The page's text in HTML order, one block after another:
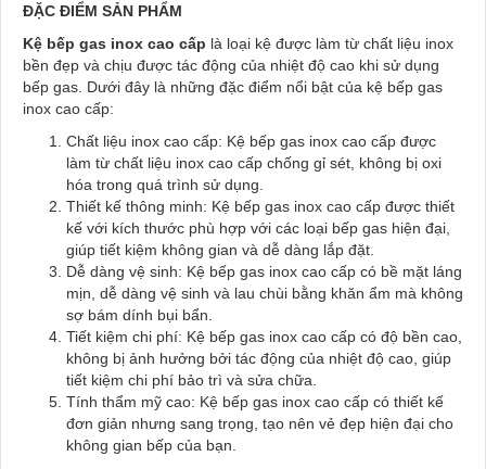
ĐẶC ĐIỂM SẢN PHẨM
Kệ bếp gas inox cao cấp là loại kệ được làm từ chất liệu inox
bền đẹp và chịu được tác động của nhiệt độ cao khi sử dụng
bếp gas. Dưới đây là những đặc điểm nổi bật của kệ bếp gas
inox cao cấp:
Chất liệu inox cao cấp: Kệ bếp gas inox cao cấp được
làm từ chất liệu inox cao cấp chống gỉ sét, không bị oxi
hóa trong quá trình sử dụng.
Thiết kế thông minh: Kệ bếp gas inox cao cấp được thiết
kế với kích thước phù hợp với các loại bếp gas hiện đại,
giúp tiết kiệm không gian và dễ dàng lắp đặt.
Dễ dàng vệ sinh: Kệ bếp gas inox cao cấp có bề mặt láng
mịn, dễ dàng vệ sinh và lau chùi bằng khăn ẩm mà không
sợ bám dính bụi bẩn.
Tiết kiệm chi phí: Kệ bếp gas inox cao cấp có độ bền cao,
không bị ảnh hưởng bởi tác động của nhiệt độ cao, giúp
tiết kiệm chi phí bảo trì và sửa chữa.
Tính thẩm mỹ cao: Kệ bếp gas inox cao cấp có thiết kế
đơn giản nhưng sang trọng, tạo nên vẻ đẹp hiện đại cho
không gian bếp của bạn.